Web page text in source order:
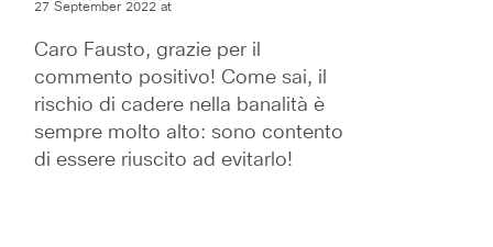
27 September 2022 at
Caro Fausto, grazie per il
commento positivo! Come sai, il
rischio di cadere nella banalità è
sempre molto alto: sono contento
di essere riuscito ad evitarlo!